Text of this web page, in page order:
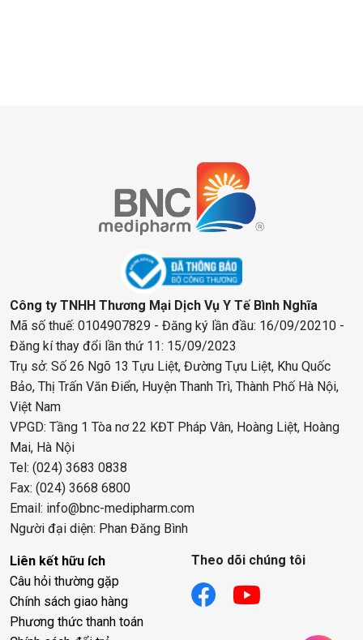
Công ty TNHH Thương Mại Dịch Vụ Y Tế Bình Nghĩa
Mã số thuế: 0104907829 - Đăng ký lần đầu: 16/09/20210 -
Đăng kí thay đổi lần thứ 11: 15/09/2023
Trụ sở: Số 26 Ngõ 13 Tựu Liệt, Đường Tựu Liệt, Khu Quốc
Bảo, Thị Trấn Văn Điển, Huyện Thanh Trì, Thành Phố Hà Nội,
Việt Nam
VPGD: Tầng 1 Tòa nơ 22 KĐT Pháp Vân, Hoàng Liệt, Hoàng
Mai, Hà Nội
Tel: (024) 3683 0838
Fax: (024) 3668 6800
Email: info@bnc-medipharm.com
Người đại diện: Phan Đăng Bình
Liên kết hữu ích
Câu hỏi thường gặp
Chính sách giao hàng
Phương thức thanh toán
Theo dõi chúng tôi